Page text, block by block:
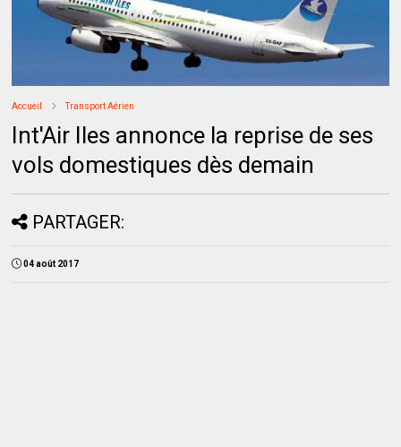
Accueil Transport Aérien
Int'Air Iles annonce la reprise de ses
vols domestiques dès demain
PARTAGER:
04 août 2017